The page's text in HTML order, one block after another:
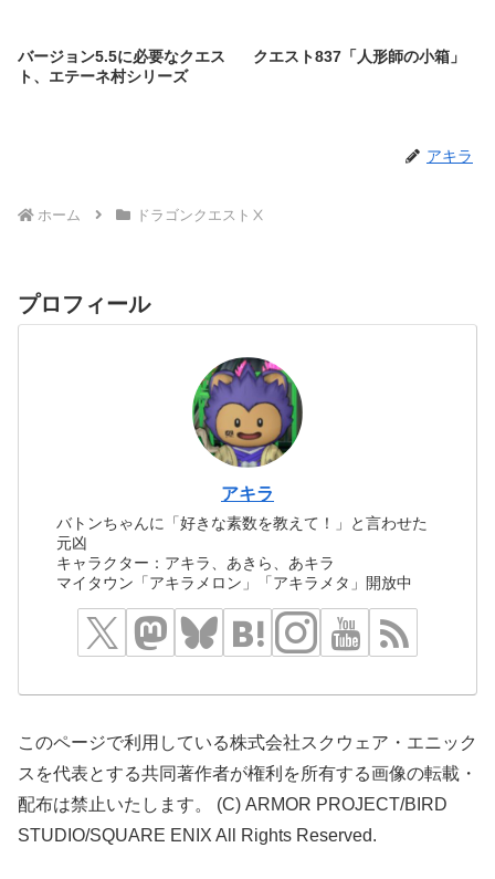
バージョン5.5に必要なクエス
ト、エテーネ村シリーズ
クエスト837「人形師の小箱」
アキラ
ホーム ドラゴンクエストⅩ
プロフィール
アキラ
バトンちゃんに「好きな素数を教えて！」と言わせた
元凶
キャラクター：アキラ、あきら、あキラ
マイタウン「アキラメロン」「アキラメタ」開放中
このページで利用している株式会社スクウェア・エニック
スを代表とする共同著作者が権利を所有する画像の転載・
配布は禁止いたします。 (C) ARMOR PROJECT/BIRD
STUDIO/SQUARE ENIX All Rights Reserved.